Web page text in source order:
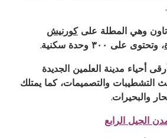
.
تاون وهي المطلة علىكورنيش
، وتحتوى على ٣٠٠ وحدة سكنية .
أحياء مدينة العلمين الجديدة
التشطيبات والتصميمات، كما يمتلك
والبحيرات.
الجيل الرابع